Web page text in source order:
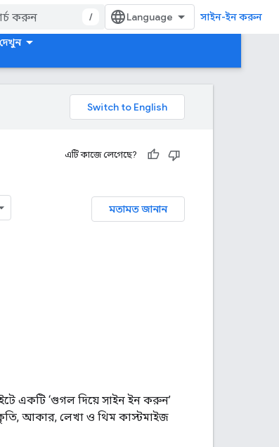
/ সাইন-ইন করুন
এটি কাজে লেগেছে?
মতামত জানান
একটি ‘গুগল দিয়ে সাইন ইন করুন’
আকার, লেখা ও থিম কাস্টমাইজ